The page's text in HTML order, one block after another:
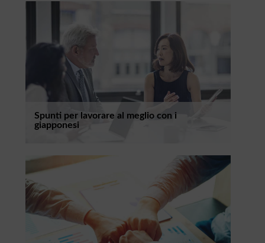
Spunti per lavorare al meglio con i
giapponesi